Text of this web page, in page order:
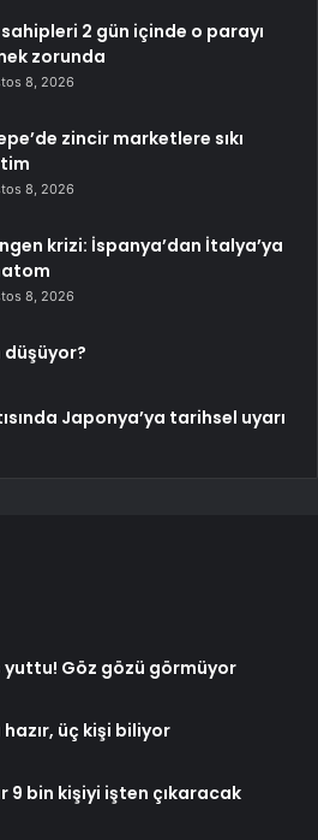
2 gün içinde o parayı
zorunda
8, 2026
zincir marketlere sıkı
8, 2026
krizi: İspanya’dan İtalya’ya
8, 2026
düşüyor?
Japonya’ya tarihsel uyarı
yuttu! Göz gözü görmüyor
üç kişi biliyor
9 bin kişiyi işten çıkaracak